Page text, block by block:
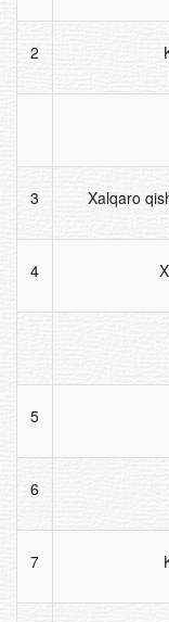
2
3 Xalqaro
4
5
6
7